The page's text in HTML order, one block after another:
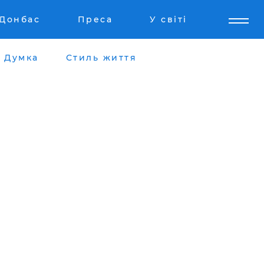
Преса У світі
Думка Стиль життя